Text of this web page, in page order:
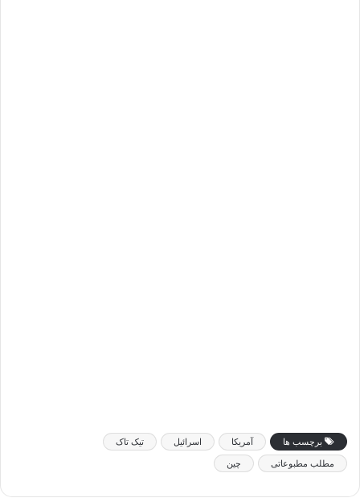
برچسب ها آمریکا اسرائیل تیک تاک
مطلب مطبوعاتی چین